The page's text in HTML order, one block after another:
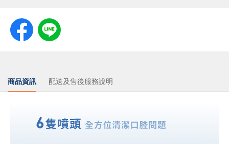
商品資訊 配送及售後服務說明